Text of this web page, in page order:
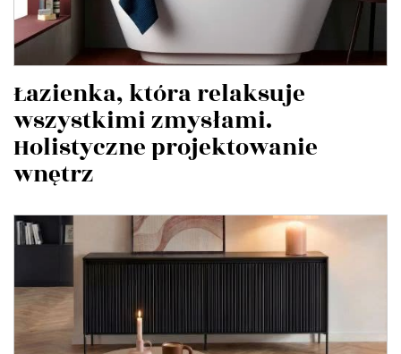
Łazienka, która relaksuje
wszystkimi zmysłami.
Holistyczne projektowanie
wnętrz